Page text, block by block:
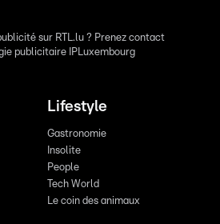
sur RTL.lu ? Prenez contact
publicitaire IPLuxembourg
Lifestyle
Gastronomie
Insolite
People
Tech World
Le coin des animaux